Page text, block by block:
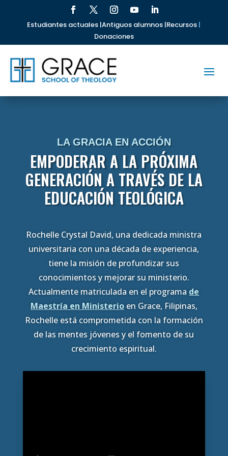
Estudiantes actuales |Antiguos alumnos |Recursos |
Donaciones
LA GRACIA EN ACCIÓN
EMPODERAR A LA PRÓXIMA
GENERACIÓN A TRAVÉS DE LA
EDUCACIÓN TEOLÓGICA
Rochelle Crystal David, una dedicada ministra
universitaria con una década de experiencia,
tiene la misión de profundizar sus
conocimientos y mejorar su ministerio.
Actualmente matriculada en el programa de
Maestría en Ministerioen Grace, Filipinas,
Rochelle está comprometida con la formación
de las mentes jóvenes y el fomento de su
crecimiento espiritual.